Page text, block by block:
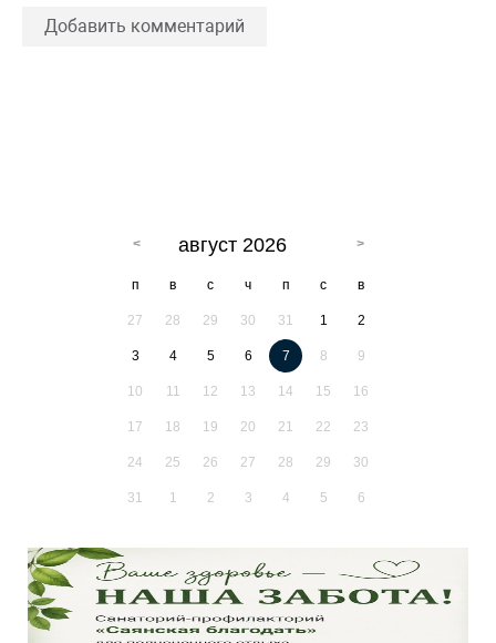
Добавить комментарий
август 2026
п в с ч п с в
27 28 29 30 31 1 2
3 4 5 6 7 8 9
10 11 12 13 14 15 16
17 18 19 20 21 22 23
24 25 26 27 28 29 30
31 1 2 3 4 5 6